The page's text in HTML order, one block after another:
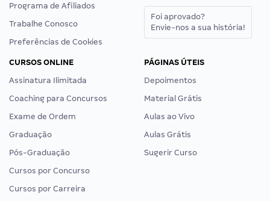
Programa de Afiliados
Trabalhe Conosco
Preferências de Cookies
Foi aprovado?
Envie-nos a sua história!
CURSOS ONLINE
Assinatura Ilimitada
Coaching para Concursos
Exame de Ordem
Graduação
Pós-Graduação
Cursos por Concurso
Cursos por Carreira
PÁGINAS ÚTEIS
Depoimentos
Material Grátis
Aulas ao Vivo
Aulas Grátis
Sugerir Curso